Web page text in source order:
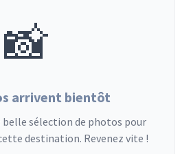
📸
arrivent bientôt
belle sélection de photos pour
destination. Revenez vite !